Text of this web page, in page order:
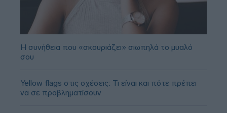
Η συνήθεια που «σκουριάζει» σιωπηλά το μυαλό
σου
Yellow flags στις σχέσεις: Τι είναι και πότε πρέπει
να σε προβληματίσουν